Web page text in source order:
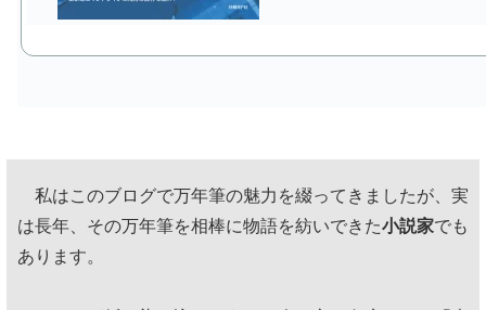
私はこのブログで万年筆の魅力を綴ってきましたが、実
は長年、その万年筆を相棒に物語を紡いできた小説家でも
あります。